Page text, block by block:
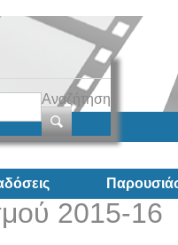
Αναζήτηση
2015-16